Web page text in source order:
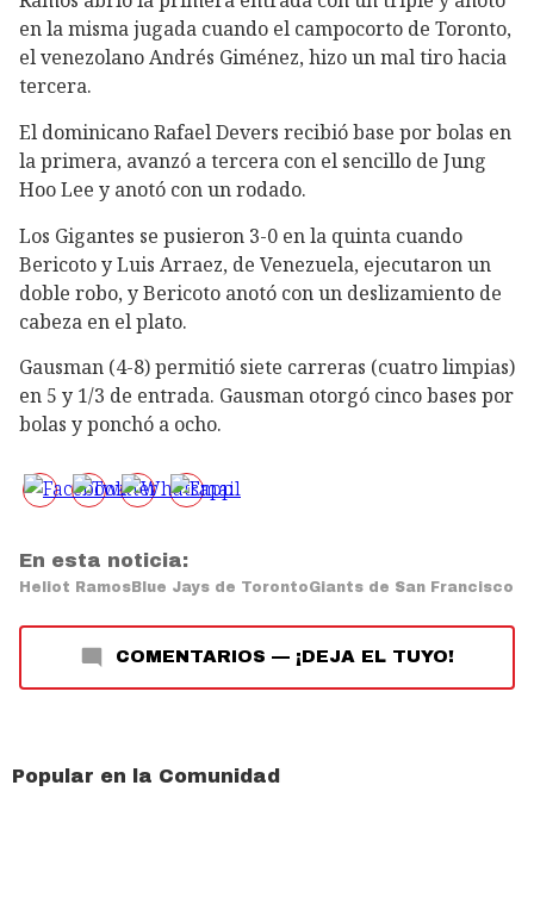
en la misma jugada cuando el campocorto de Toronto,
el venezolano Andrés Giménez, hizo un mal tiro hacia
tercera.
El dominicano Rafael Devers recibió base por bolas en
la primera, avanzó a tercera con el sencillo de Jung
Hoo Lee y anotó con un rodado.
Los Gigantes se pusieron 3-0 en la quinta cuando
Bericoto y Luis Arraez, de Venezuela, ejecutaron un
doble robo, y Bericoto anotó con un deslizamiento de
cabeza en el plato.
Gausman (4-8) permitió siete carreras (cuatro limpias)
en 5 y 1/3 de entrada. Gausman otorgó cinco bases por
bolas y ponchó a ocho.
En esta noticia:
Heliot Ramos Blue Jays de TorontoGiants de San Francisco
COMENTARIOS — ¡DEJA EL TUYO!
Popular en la Comunidad